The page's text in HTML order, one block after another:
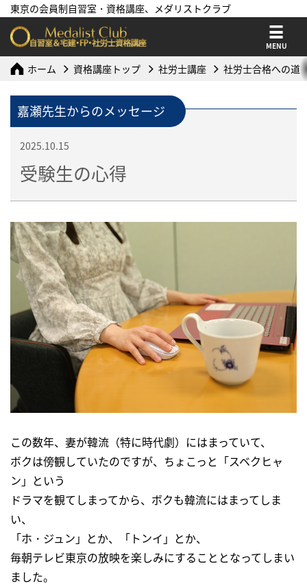
東京の会員制自習室・資格講座、メダリストクラブ
MENU
ホーム 資格講座トップ 社労士講座 社労士合格への道
嘉瀬先生からのメッセージ
2025.10.15
受験生の心得
この数年、妻が韓流（特に時代劇）にはまっていて、
ボクは傍観していたのですが、ちょこっと「スベクヒャ
ン」という
ドラマを観てしまってから、ボクも韓流にはまってしま
い、
「ホ・ジュン」とか、「トンイ」とか、
毎朝テレビ東京の放映を楽しみにすることとなってしまい
ました。